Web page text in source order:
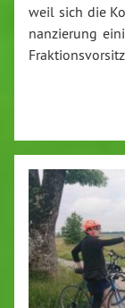
weil sich die
nan­zie­rung